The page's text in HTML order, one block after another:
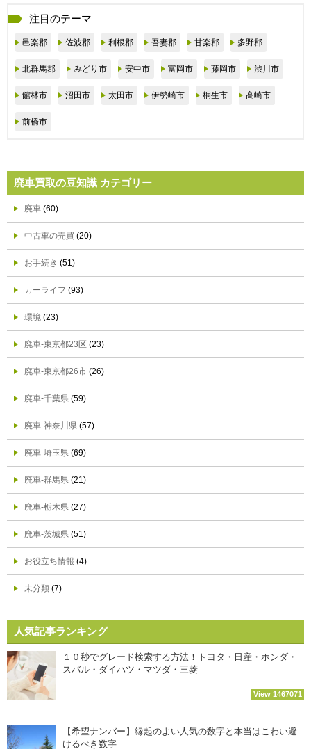
注目のテーマ
邑楽郡 佐波郡 利根郡 吾妻郡 甘楽郡 多野郡
北群馬郡 みどり市 安中市 富岡市 藤岡市 渋川市
館林市 沼田市 太田市 伊勢崎市 桐生市 高崎市
前橋市
廃車買取の豆知識 カテゴリー
廃車 (60)
中古車の売買 (20)
お手続き (51)
カーライフ (93)
環境 (23)
廃車-東京都23区 (23)
廃車-東京都26市 (26)
廃車-千葉県 (59)
廃車-神奈川県 (57)
廃車-埼玉県 (69)
廃車-群馬県 (21)
廃車-栃木県 (27)
廃車-茨城県 (51)
お役立ち情報 (4)
未分類 (7)
人気記事ランキング
１０秒でグレード検索する方法！トヨタ・日産・ホンダ・
スバル・ダイハツ・マツダ・三菱
View 1467071
【希望ナンバー】縁起のよい人気の数字と本当はこわい避
けるべき数字